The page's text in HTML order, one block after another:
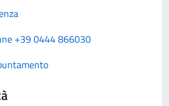
+39 0444 866030